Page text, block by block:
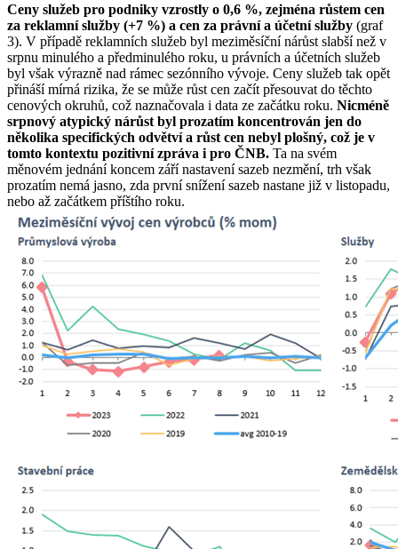
Ceny služeb pro podniky vzrostly o 0,6 %, zejména růstem cen
za reklamní služby (+7 %) a cen za právní a účetní služby (graf
3). V případě reklamních služeb byl meziměsíční nárůst slabší než v
srpnu minulého a předminulého roku, u právních a účetních služeb
byl však výrazně nad rámec sezónního vývoje. Ceny služeb tak opět
přináší mírná rizika, že se může růst cen začít přesouvat do těchto
cenových okruhů, což naznačovala i data ze začátku roku. Nicméně
srpnový atypický nárůst byl prozatím koncentrován jen do
několika specifických odvětví a růst cen nebyl plošný, což je v
tomto kontextu pozitivní zpráva i pro ČNB. Ta na svém
měnovém jednání koncem září nastavení sazeb nezmění, trh však
prozatím nemá jasno, zda první snížení sazeb nastane již v listopadu,
nebo až začátkem příštího roku.